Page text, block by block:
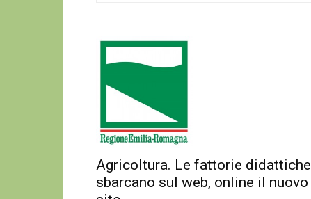
Agricoltura. Le fattorie didattiche
sbarcano sul web, online il nuovo